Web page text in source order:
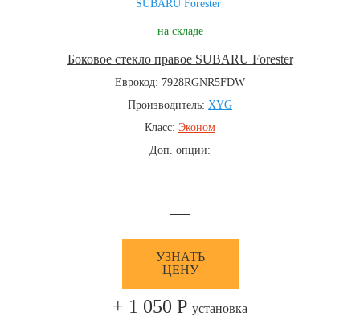
на складе
Боковое стекло правое SUBARU Forester
Еврокод: 7928RGNR5FDW
Производитель: XYG
Класс: Эконом
Доп. опции:
—
УЗНАТЬ
ЦЕНУ
+ 1 050 Р установка